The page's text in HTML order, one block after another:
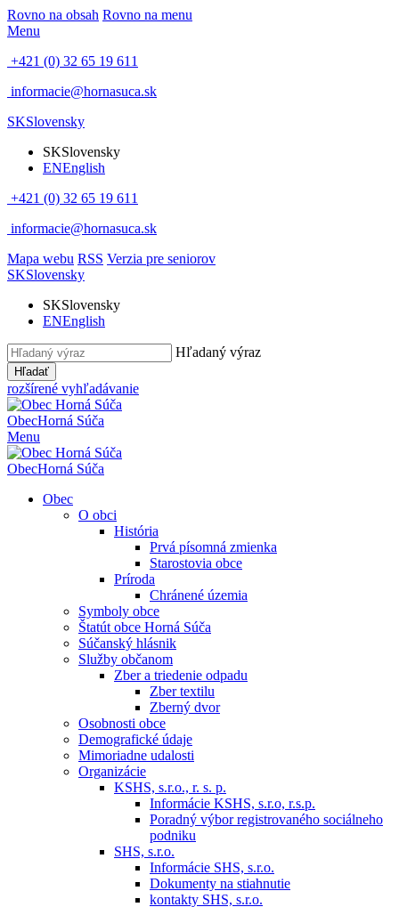
Rovno na obsah Rovno na menu
Menu
+421 (0) 32 65 19 611
informacie@hornasuca.sk
SKSlovensky
SKSlovensky
ENEnglish
+421 (0) 32 65 19 611
informacie@hornasuca.sk
Mapa webu RSS Verzia pre seniorov
SKSlovensky
SKSlovensky
ENEnglish
Hľadaný výraz
Hľadať
rozšírené vyhľadávanie
ObecHorná Súča
Menu
ObecHorná Súča
Obec
O obci
História
Prvá písomná zmienka
Starostovia obce
Príroda
Chránené územia
Symboly obce
Štatút obce Horná Súča
Súčanský hlásnik
Služby občanom
Zber a triedenie odpadu
Zber textilu
Zberný dvor
Osobnosti obce
Demografické údaje
Mimoriadne udalosti
Organizácie
KSHS, s.r.o., r. s. p.
Informácie KSHS, s.r.o, r.s.p.
Poradný výbor registrovaného sociálneho
podniku
SHS, s.r.o.
Informácie SHS, s.r.o.
Dokumenty na stiahnutie
kontakty SHS, s.r.o.